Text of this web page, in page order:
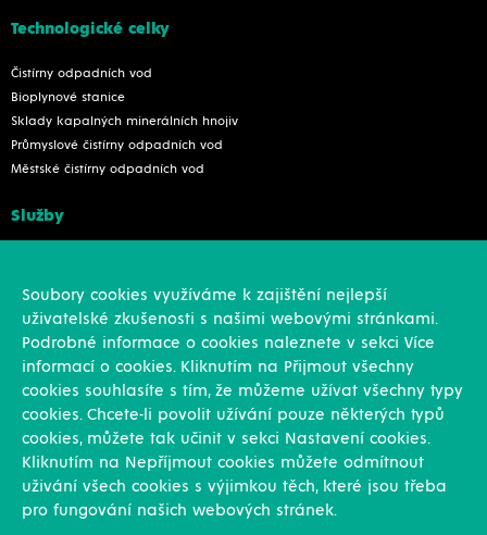
Technologické celky
Čistírny odpadních vod
Bioplynové stanice
Sklady kapalných minerálních hnojiv
Průmyslové čistírny odpadních vod
Městské čistírny odpadních vod
Služby
Novinky
Reference
Kariéra
Soubory cookies využíváme k zajištění nejlepší
uživatelské zkušenosti s našimi webovými stránkami.
Podrobné informace o cookies naleznete v sekci Více
informací o cookies. Kliknutím na Přijmout všechny
cookies souhlasíte s tím, že můžeme užívat všechny typy
cookies. Chcete-li povolit užívání pouze některých typů
cookies, můžete tak učinit v sekci Nastavení cookies.
Kliknutím na Nepříjmout cookies můžete odmítnout
uživání všech cookies s výjimkou těch, které jsou třeba
pro fungování našich webových stránek.